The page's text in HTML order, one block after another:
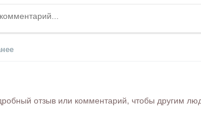
отзыв или комментарий, чтобы другим